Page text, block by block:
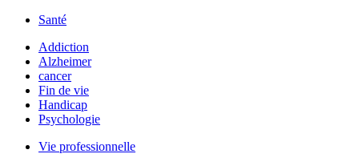
Santé
Addiction
Alzheimer
cancer
Fin de vie
Handicap
Psychologie
Vie professionnelle